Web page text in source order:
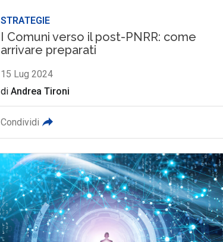
STRATEGIE
I Comuni verso il post-PNRR: come
arrivare preparati
15 Lug 2024
diAndrea Tironi
Condividi